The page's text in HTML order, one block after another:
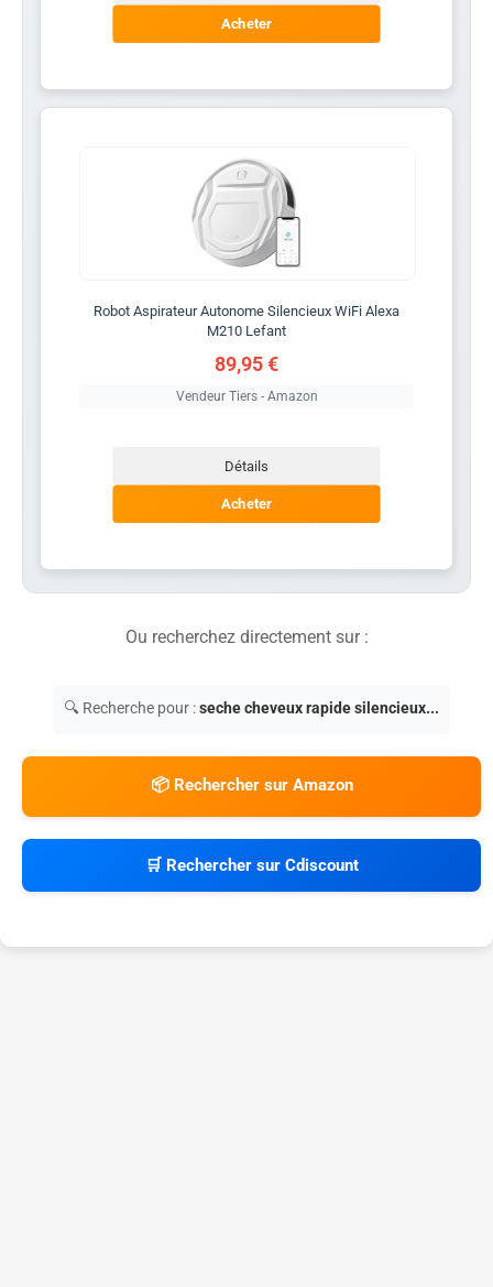
Acheter
Robot Aspirateur Autonome Silencieux WiFi Alexa
M210 Lefant
89,95 €
Vendeur Tiers - Amazon
Détails
Acheter
Ou recherchez directement sur :
🔍 Recherche pour :seche cheveux rapide silencieux...
📦 Rechercher sur Amazon
🛒 Rechercher sur Cdiscount